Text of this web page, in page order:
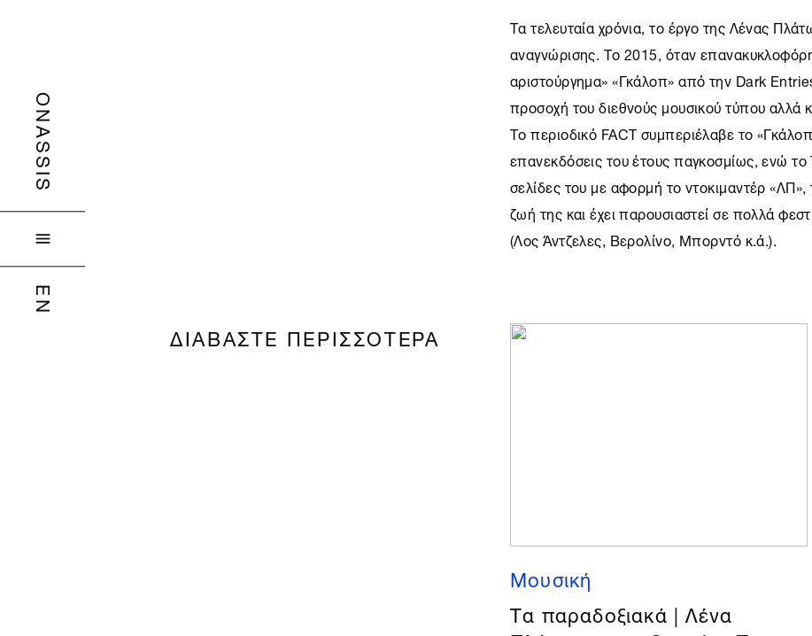
ONASSIS

EN
Τα τελευταία χρόνια, το έργο της Λένας
αναγνώρισης. Το 2015, όταν
αριστούργημα» «Γκάλοπ» από την Dark
προσοχή του διεθνούς μουσικού τύπου αλλά
Το περιοδικό FACT συμπεριέλαβε το
επανεκδόσεις του έτους παγκοσμίως, ενώ
σελίδες του με αφορμή το ντοκιμαντέρ
ζωή της και έχει παρουσιαστεί σε πολλά
(Λος Άντζελες, Βερολίνο, Μπορντό κ.ά.).
ΔΙΑΒΑΣΤΕ ΠΕΡΙΣΣΟΤΕΡΑ
Μουσική
Τα παραδοξιακά | Λένα